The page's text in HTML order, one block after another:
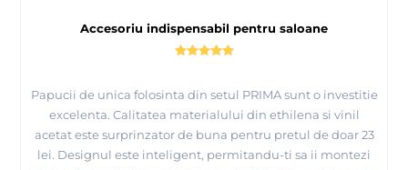
Accesoriu indispensabil pentru saloane
Papucii de unica folosinta din setul PRIMA sunt o investitie
excelenta. Calitatea materialului din ethilena si vinil
acetat este surprinzator de buna pentru pretul de doar 23
lei. Designul este inteligent, permitandu-ti sa ii montezi